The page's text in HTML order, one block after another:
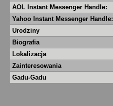
AOL Instant Messenger Handle:
Yahoo Instant Messenger Handle:
Urodziny
Biografia
Lokalizacja
Zainteresowania
Gadu-Gadu